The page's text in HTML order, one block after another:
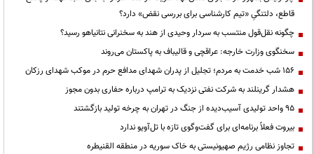
قاطع، دلتنگیِ «تیم کارشناسی برای بررسی نقض» دارد؟
چگونه نقل‌قول منتسب به سردار وحیدی از هند به سخنرانی نتانیاهو رسید؟
سخنگوی وزارت خارجه: عراقچی و قالیباف به پاکستان می‌روند
۱۵۶ شب خدمت به مردم؛ تجلیل از پدران شهدای مدافع حرم در موکب شهدای رزکان
هشدار گرینلند به شرکت نفتی نزدیک به ترامپ درباره حفاری بدون مجوز
95 واحد تولیدی آسیب‌دیده از جنگ در تهران به چرخه تولید بازگشتند
بیروت فعلاً برنامه‌ای برای گفت‌وگوی تازه با تل‌آویو ندارد
تجاوز نظامی رژیم صهیونیستی به خاک سوریه در منطقه القنیطره